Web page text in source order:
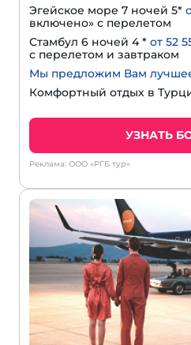
Эгейское море 7 ночей 5*
включено» с перелетом
Стамбул 6 ночей 4 * от 52
с перелетом и завтраком
Мы предложим Вам
Комфортный отдых в
УЗНАТЬ
Реклама: ООО «РГБ тур»